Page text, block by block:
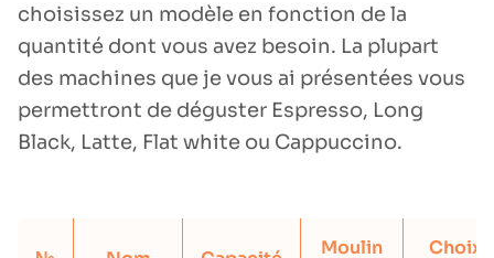
choisissez un modèle en fonction de la
quantité dont vous avez besoin. La plupart
des machines que je vous ai présentées vous
permettront de déguster Espresso, Long
Black, Latte, Flat white ou Cappuccino.
Moulin Choix